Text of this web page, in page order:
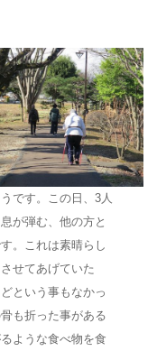
です。この日、3人
が弾む、他の方と
。これは素晴らし
せてあげていた
という事もなかっ
も折った事がある
ような食べ物を食